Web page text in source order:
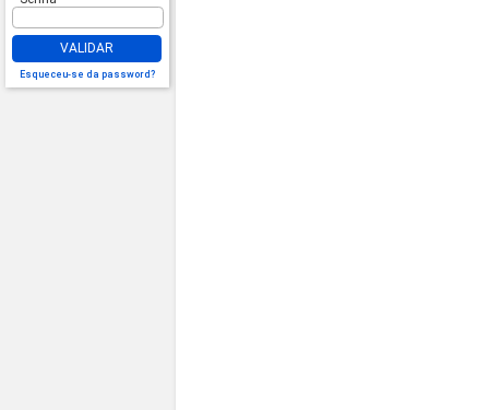
VALIDAR
Esqueceu-se da password?